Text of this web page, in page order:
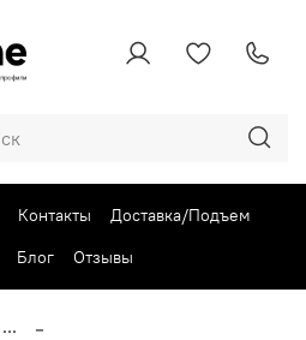
Контакты
Доставка/Подъем
Блог Отзывы
...